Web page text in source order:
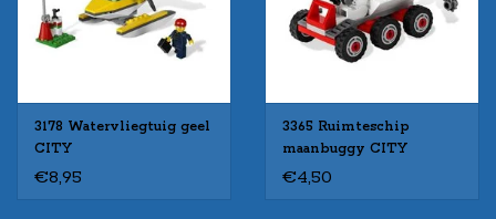
3178 Watervliegtuig geel
CITY
€8,95
3365 Ruimteschip
maanbuggy CITY
€4,50